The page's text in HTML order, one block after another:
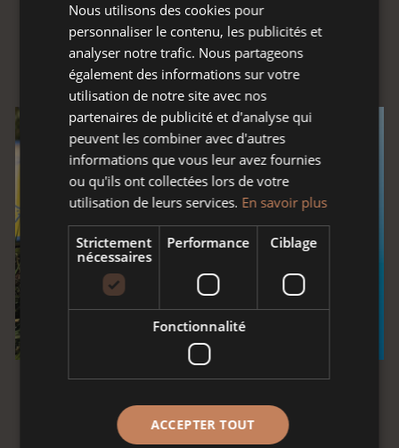
SALADIER ET BOL
Saladier bas
Saladier
Saladier carré
Bol à oreille
TAJINE
Nous utilisons des cookies pour
personnaliser le contenu, les publicités et
analyser notre trafic. Nous partageons
également des informations sur votre
utilisation de notre site avec nos
partenaires de publicité et d'analyse qui
peuvent les combiner avec d'autres
informations que vous leur avez fournies
ou qu'ils ont collectées lors de votre
utilisation de leurs services. En savoir plus
Strictement
nécessaires
Performance Ciblage
Fonctionnalité
ACCEPTER TOUT